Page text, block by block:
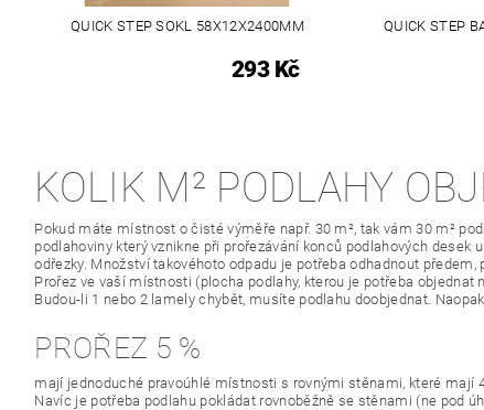
QUICK STEP SOKL 58X12X2400MM
293 Kč
QUICK STEP
KOLIK M² PODLAHY
Pokud máte místnost o čisté výměře např. 30 m², tak vám 30 m²
podlahoviny který vznikne při prořezávání konců podlahových desek
odřezky. Množství takovéhoto odpadu je potřeba odhadnout
Prořez ve vaší místnosti (plocha podlahy, kterou je potřeba objednat
Budou-li 1 nebo 2 lamely chybět, musíte podlahu doobjednat.
PROŘEZ 5 %
mají jednoduché pravoúhlé místnosti s rovnými stěnami, které mají
Navíc je potřeba podlahu pokládat rovnoběžně se stěnami (ne pod